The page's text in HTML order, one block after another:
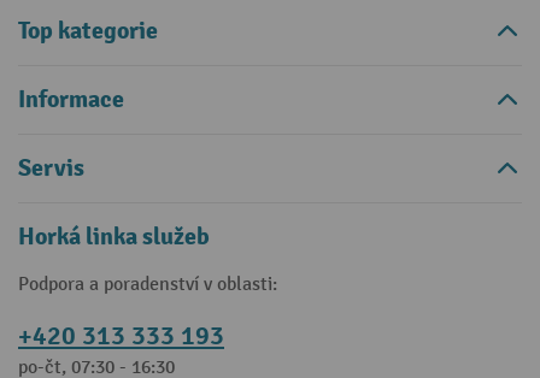
Top kategorie
Informace
Servis
Horká linka služeb
Podpora a poradenství v oblasti:
+420 313 333 193
po-čt, 07:30 - 16:30